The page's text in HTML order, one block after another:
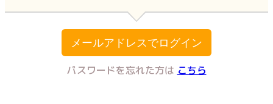
メールアドレスでログイン
パスワードを忘れた方は こちら